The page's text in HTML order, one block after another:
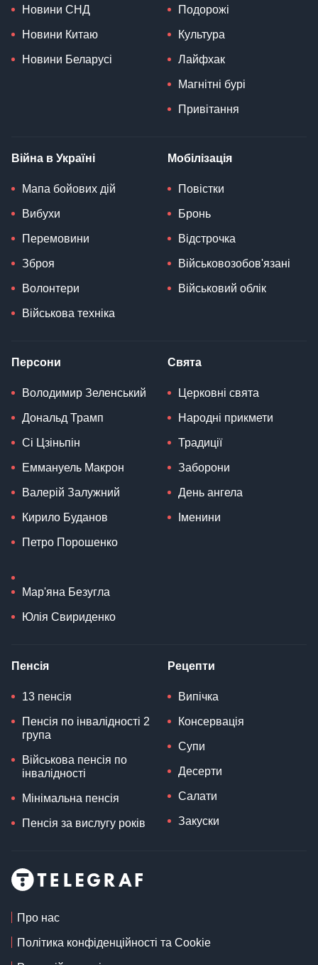
Новини СНД
Новини Китаю
Новини Беларусі
Подорожі
Культура
Лайфхак
Магнітні бурі
Привітання
Війна в Україні
Мапа бойових дій
Вибухи
Перемовини
Зброя
Волонтери
Військова техніка
Мобілізація
Повістки
Бронь
Відстрочка
Військовозобов'язані
Військовий облік
Персони
Володимир Зеленський
Дональд Трамп
Сі Цзіньпін
Еммануель Макрон
Валерій Залужний
Кирило Буданов
Петро Порошенко
Мар'яна Безугла
Юлія Свириденко
Свята
Церковні свята
Народні прикмети
Традиції
Заборони
День ангела
Іменини
Пенсія
13 пенсія
Пенсія по інвалідності 2
група
Військова пенсія по
інвалідності
Мінімальна пенсія
Пенсія за вислугу років
Рецепти
Випічка
Консервація
Супи
Десерти
Салати
Закуски
Про нас
Політика конфіденційності та Cookie